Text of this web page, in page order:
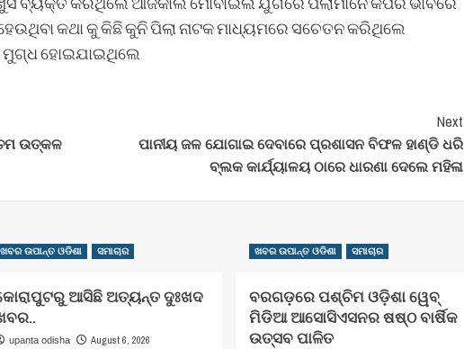
କଥା କୁ କିଛି କୁନି ପିଲା ନାଟକ ମାଧ୍ୟମରେ ସଚେତନ କରିଥିଲେ
ମୁଗ୍ଧ ହୋଇଯାଇଥିଲେ
ଉତ୍କଳ
Next
ପାନୀୟ ଜଳ ଯୋଗାଇ ଦେବାରେ ପ୍ରଶାସନ ବିଫଳ ହାଣ୍ଡି ଧରି
ବ୍ଲକ କାର୍ଯ୍ୟାଳୟ ଠାରେ ଧାରଣା ଦେଲେ ମହିଳା
ଖବର ଉପାନ୍ତ ଓଡିଶା ସମାଚାର
ଆସିଛି ଅତ୍ୟନ୍ତ ଦୁଃଖଦ
upanta odisha August 6, 2026
ଖବର ଉପାନ୍ତ ଓଡିଶା ସମାଚାର
ବରଗଡ଼ରେ ପଶ୍ଚିମ ଓଡ଼ିଶା ୱେବ୍
ମିଡିଆ ଆସୋସିଏସନର ଷଷ୍ଠ ବାର୍ଷିକ
ଉତ୍ସବ ପାଳିତ